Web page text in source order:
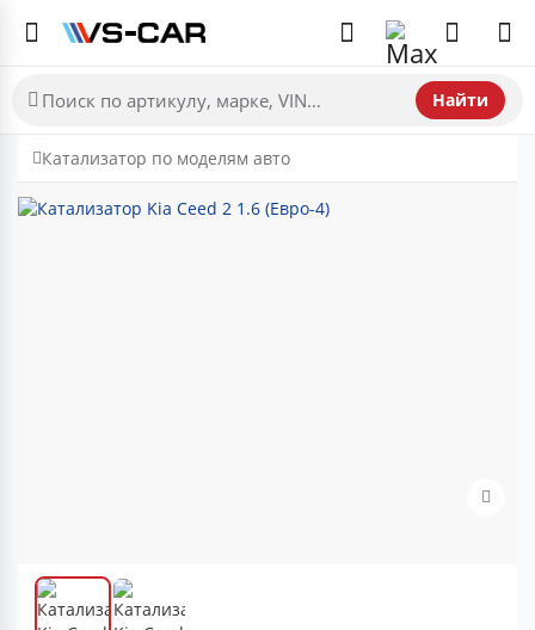
Найти
Катализатор по моделям авто